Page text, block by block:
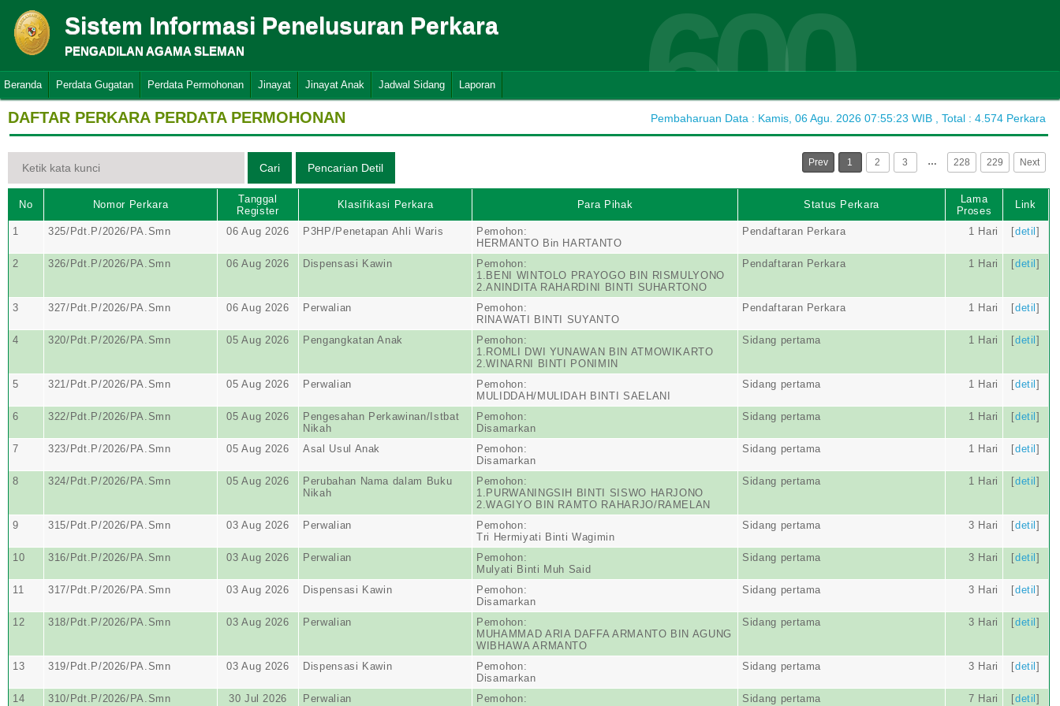
Sistem Informasi Penelusuran Perkara
PENGADILAN AGAMA SLEMAN 600
Beranda Perdata Gugatan Perdata Permohonan Jinayat Jinayat Anak Jadwal Sidang Laporan
DAFTAR PERKARA PERDATA PERMOHONAN Pembaharuan Data : Kamis, 06 Agu. 2026 07:55:23 WIB , Total : 4.574 Perkara
Prev 1 2 3 … 228 229 Next
No Nomor Perkara
Tanggal
Register
Klasifikasi Perkara Para Pihak Status Perkara
Lama
Proses
Link
1 325/Pdt.P/2026/PA.Smn 06 Aug 2026 P3HP/Penetapan Ahli Waris
Pemohon:
HERMANTO Bin HARTANTO
Pendaftaran Perkara 1 Hari [detil]
2 326/Pdt.P/2026/PA.Smn 06 Aug 2026 Dispensasi Kawin
Pemohon:
1.BENI WINTOLO PRAYOGO BIN RISMULYONO
2.ANINDITA RAHARDINI BINTI SUHARTONO
Pendaftaran Perkara 1 Hari [detil]
3 327/Pdt.P/2026/PA.Smn 06 Aug 2026 Perwalian
Pemohon:
RINAWATI BINTI SUYANTO
Pendaftaran Perkara 1 Hari [detil]
4 320/Pdt.P/2026/PA.Smn 05 Aug 2026 Pengangkatan Anak
Pemohon:
1.ROMLI DWI YUNAWAN BIN ATMOWIKARTO
2.WINARNI BINTI PONIMIN
Sidang pertama 1 Hari [detil]
5 321/Pdt.P/2026/PA.Smn 05 Aug 2026 Perwalian
Pemohon:
MULIDDAH/MULIDAH BINTI SAELANI
Sidang pertama 1 Hari [detil]
6 322/Pdt.P/2026/PA.Smn 05 Aug 2026
Pengesahan Perkawinan/Istbat
Nikah
Pemohon:
Disamarkan
Sidang pertama 1 Hari [detil]
7 323/Pdt.P/2026/PA.Smn 05 Aug 2026 Asal Usul Anak
Pemohon:
Disamarkan
Sidang pertama 1 Hari [detil]
8 324/Pdt.P/2026/PA.Smn 05 Aug 2026
Perubahan Nama dalam Buku
Nikah
Pemohon:
1.PURWANINGSIH BINTI SISWO HARJONO
2.WAGIYO BIN RAMTO RAHARJO/RAMELAN
Sidang pertama 1 Hari [detil]
9 315/Pdt.P/2026/PA.Smn 03 Aug 2026 Perwalian
Pemohon:
Tri Hermiyati Binti Wagimin
Sidang pertama 3 Hari [detil]
10 316/Pdt.P/2026/PA.Smn 03 Aug 2026 Perwalian
Pemohon:
Mulyati Binti Muh Said
Sidang pertama 3 Hari [detil]
11 317/Pdt.P/2026/PA.Smn 03 Aug 2026 Dispensasi Kawin
Pemohon:
Disamarkan
Sidang pertama 3 Hari [detil]
12 318/Pdt.P/2026/PA.Smn 03 Aug 2026 Perwalian
Pemohon:
MUHAMMAD ARIA DAFFA ARMANTO BIN AGUNG
WIBHAWA ARMANTO
Sidang pertama 3 Hari [detil]
13 319/Pdt.P/2026/PA.Smn 03 Aug 2026 Dispensasi Kawin
Pemohon:
Disamarkan
Sidang pertama 3 Hari [detil]
14 310/Pdt.P/2026/PA.Smn 30 Jul 2026 Perwalian
Pemohon:
Sidang pertama 7 Hari [detil]